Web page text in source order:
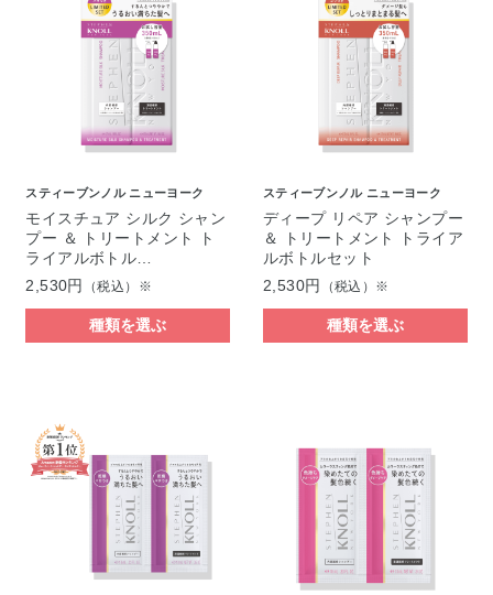
スティーブンノル ニューヨーク
モイスチュア シルク シャン
プー ＆ トリートメント ト
ライアルボトル…
2,530円
（税込）※
種類を選ぶ
スティーブンノル ニューヨーク
ディープ リペア シャンプー
＆ トリートメント トライア
ルボトルセット
2,530円
（税込）※
種類を選ぶ